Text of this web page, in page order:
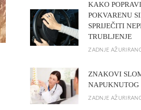
KAKO
POKVARENU
SPRIJEČITI
TRUBLJENJE
ZADNJE
ZNAKOVI
NAPUKNUTOG
ZADNJE